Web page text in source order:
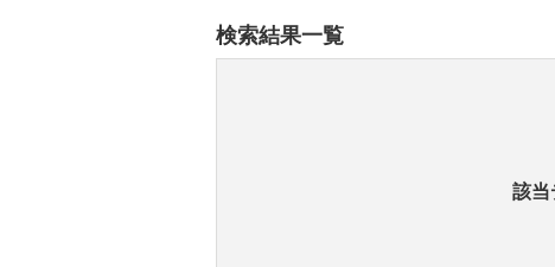
検索結果一覧
該当